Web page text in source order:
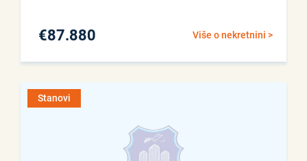
Više o nekretnini >
€87.880
Stanovi